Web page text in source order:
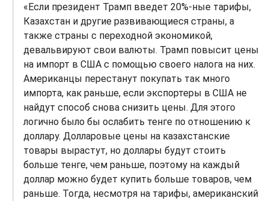
«Если президент Трамп введет 20%-ные тарифы,
Казахстан и другие развивающиеся страны, а
также страны с переходной экономикой,
девальвируют свои валюты. Трамп повысит цены
на импорт в США с помощью своего налога на них.
Американцы перестанут покупать так много
импорта, как раньше, если экспортеры в США не
найдут способ снова снизить цены. Для этого
логично было бы ослабить тенге по отношению к
доллару. Долларовые цены на казахстанские
товары вырастут, но доллары будут стоить
больше тенге, чем раньше, поэтому на каждый
доллар можно будет купить больше товаров, чем
раньше. Тогда, несмотря на тарифы, американский